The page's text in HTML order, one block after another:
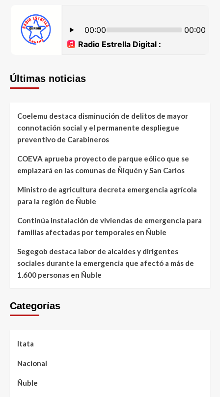
Últimas noticias
Coelemu destaca disminución de delitos de mayor
connotación social y el permanente despliegue
preventivo de Carabineros
COEVA aprueba proyecto de parque eólico que se
emplazará en las comunas de Ñiquén y San Carlos
Ministro de agricultura decreta emergencia agrícola
para la región de Ñuble
Continúa instalación de viviendas de emergencia para
familias afectadas por temporales en Ñuble
Segegob destaca labor de alcaldes y dirigentes
sociales durante la emergencia que afectó a más de
1.600 personas en Ñuble
Categorías
Itata
Nacional
Ñuble